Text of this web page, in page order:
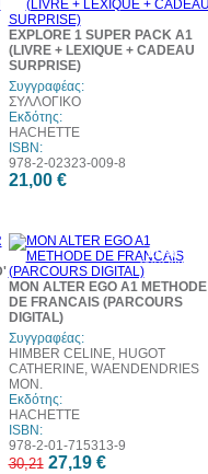
EXPLORE 1 SUPER PACK A1
(LIVRE + LEXIQUE + CADEAU
SURPRISE)
Συγγραφέας:
ΣΥΛΛΟΓΙΚΟ
Εκδότης:
HACHETTE
ISBN:
978-2-02323-009-8
21,00 €
10%
έκπτωση
MON ALTER EGO A1 METHODE
DE FRANCAIS (PARCOURS
DIGITAL)
Συγγραφέας:
HIMBER CELINE, HUGOT
CATHERINE, WAENDENDRIES
MON.
Εκδότης:
HACHETTE
ISBN:
978-2-01-715313-9
30,21 27,19 €